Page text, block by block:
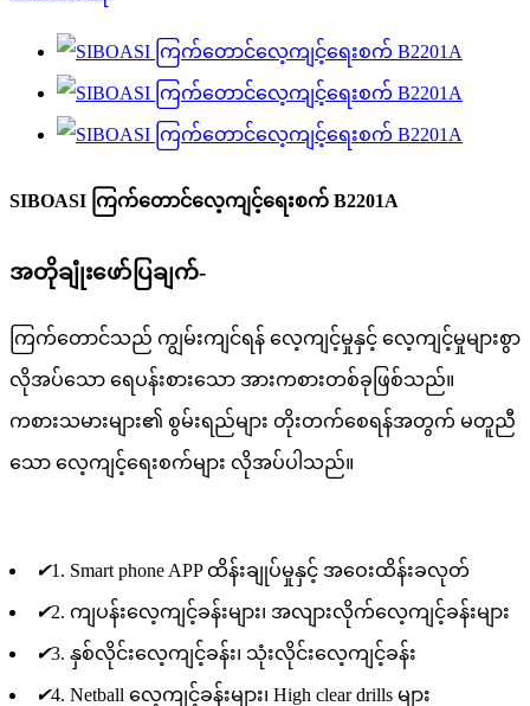
SIBOASI ကြက်တောင်လေ့ကျင့်ရေးစက် B2201A
အတိုချုံးဖော်ပြချက်-
ကြက်တောင်သည် ကျွမ်းကျင်ရန် လေ့ကျင့်မှုနှင့် လေ့ကျင့်မှုများစွာ
လိုအပ်သော ရေပန်းစားသော အားကစားတစ်ခုဖြစ်သည်။
ကစားသမားများ၏ စွမ်းရည်များ တိုးတက်စေရန်အတွက် မတူညီ
သော လေ့ကျင့်ရေးစက်များ လိုအပ်ပါသည်။
✔1. Smart phone APP ထိန်းချုပ်မှုနှင့် အဝေးထိန်းခလုတ်
✔2. ကျပန်းလေ့ကျင့်ခန်းများ၊ အလျားလိုက်လေ့ကျင့်ခန်းများ
✔3. နှစ်လိုင်းလေ့ကျင့်ခန်း၊ သုံးလိုင်းလေ့ကျင့်ခန်း
✔4. Netball လေ့ကျင့်ခန်းများ၊ High clear drills များ